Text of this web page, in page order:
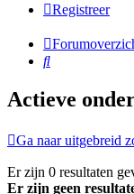
Registreer
Zoek
Actieve
Ga naar uitgebreid
Er zijn 0 resultaten
Er zijn geen